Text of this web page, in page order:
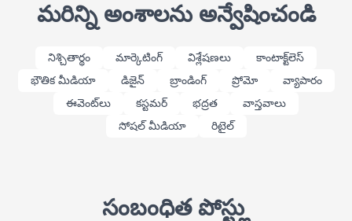
మరిన్ని అంశాలను అన్వేషించండి
నిశ్చితార్థం మార్కెటింగ్ విశ్లేషణలు
కాంటాక్ట్‌లెస్
భౌతిక మీడియా
డిజైన్ బ్రాండింగ్ ప్రోమో
వ్యాపారం
ఈవెంట్‌లు
కస్టమర్ భద్రత
వాస్తవాలు
సోషల్ మీడియా
రిటైల్
సంబంధిత పోస్ట్లు